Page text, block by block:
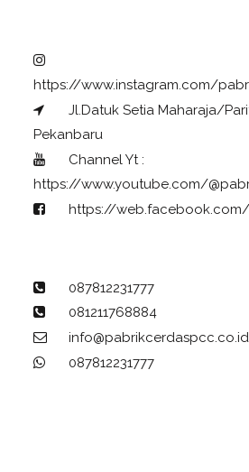
https://www.instagram.com/
Jl.Datuk Setia Maharaja/
Pekanbaru
Channel Yt :
https://www.youtube.com/
https://web.facebook.com/
087812231777
081211768884
info@pabrikcerdaspcc.co.id
087812231777